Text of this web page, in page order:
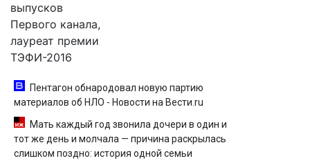
выпусков
Первого канала,
лауреат премии
ТЭФИ-2016
Пентагон обнародовал новую партию
материалов об НЛО - Новости на Вести.ru
Мать каждый год звонила дочери в один и
тот же день и молчала — причина раскрылась
слишком поздно: история одной семьи